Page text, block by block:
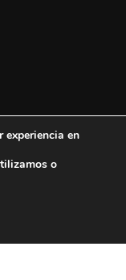
experiencia en
o